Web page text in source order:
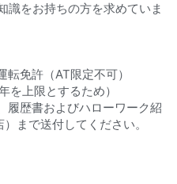
識をお持ちの方を求めていま
免許（AT限定不可）
を上限とするため）
履歴書およびハローワーク紹
まで送付してください。